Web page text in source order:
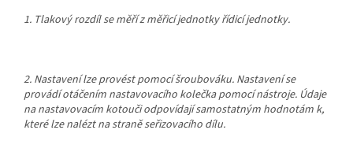
1. Tlakový rozdíl se měří z měřicí jednotky řídicí jednotky.
2. Nastavení lze provést pomocí šroubováku. Nastavení se
provádí otáčením nastavovacího kolečka pomocí nástroje. Údaje
na nastavovacím kotouči odpovídají samostatným hodnotám k,
které lze nalézt na straně seřizovacího dílu.